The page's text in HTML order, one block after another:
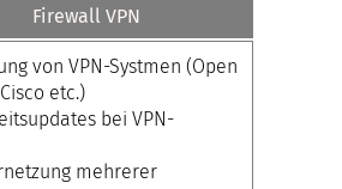
Firewall VPN
von VPN-Systmen (Open
etc.)
bei VPN-
mehrerer